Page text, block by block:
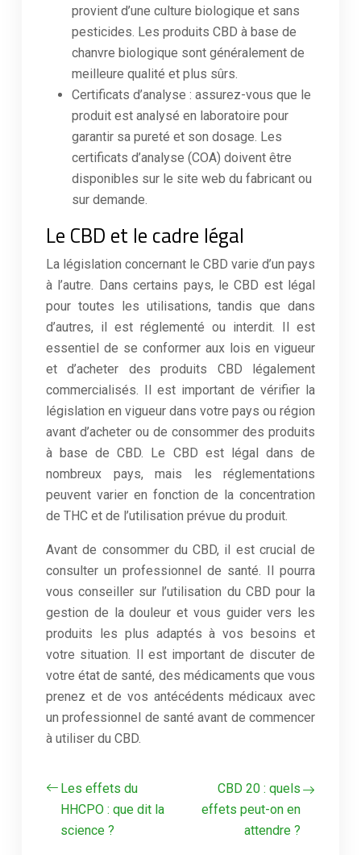
provient d’une culture biologique et sans
pesticides. Les produits CBD à base de
chanvre biologique sont généralement de
meilleure qualité et plus sûrs.
Certificats d’analyse : assurez-vous que le
produit est analysé en laboratoire pour
garantir sa pureté et son dosage. Les
certificats d’analyse (COA) doivent être
disponibles sur le site web du fabricant ou
sur demande.
Le CBD et le cadre légal
La législation concernant le CBD varie d’un pays
à l’autre. Dans certains pays, le CBD est légal
pour toutes les utilisations, tandis que dans
d’autres, il est réglementé ou interdit. Il est
essentiel de se conformer aux lois en vigueur
et d’acheter des produits CBD légalement
commercialisés. Il est important de vérifier la
législation en vigueur dans votre pays ou région
avant d’acheter ou de consommer des produits
à base de CBD. Le CBD est légal dans de
nombreux pays, mais les réglementations
peuvent varier en fonction de la concentration
de THC et de l’utilisation prévue du produit.
Avant de consommer du CBD, il est crucial de
consulter un professionnel de santé. Il pourra
vous conseiller sur l’utilisation du CBD pour la
gestion de la douleur et vous guider vers les
produits les plus adaptés à vos besoins et
votre situation. Il est important de discuter de
votre état de santé, des médicaments que vous
prenez et de vos antécédents médicaux avec
un professionnel de santé avant de commencer
à utiliser du CBD.
Les effets du
HHCPO : que dit la
science ?
CBD 20 : quels
effets peut-on en
attendre ?